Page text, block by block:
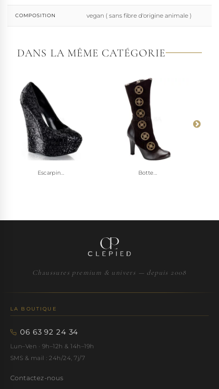
COMPOSITION vegan ( sans fibre d'origine animale )
DANS LA MÊME CATÉGORIE
Escarpin... Botte...
Chaussures premium & univers — depuis 2008
LA BOUTIQUE
06 63 92 24 34
Lun–Ven · 9h–12h & 14h–19h
SMS & mail : 24h/24, 7j/7
Contactez-nous